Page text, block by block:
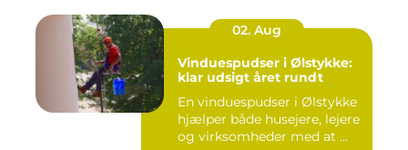
02. Aug
Vinduespudser i Ølstykke:
klar udsigt året rundt
En vinduespudser i Ølstykke
hjælper både husejere, lejere
og virksomheder med at ...